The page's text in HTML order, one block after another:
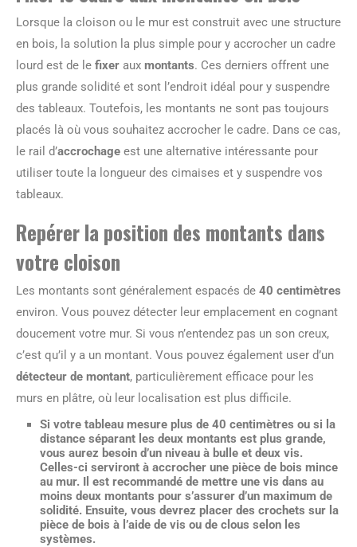
Lorsque la cloison ou le mur est construit avec une structure
en bois, la solution la plus simple pour y accrocher un cadre
lourd est de le fixer aux montants. Ces derniers offrent une
plus grande solidité et sont l’endroit idéal pour y suspendre
des tableaux. Toutefois, les montants ne sont pas toujours
placés là où vous souhaitez accrocher le cadre. Dans ce cas,
le rail d’accrochage est une alternative intéressante pour
utiliser toute la longueur des cimaises et y suspendre vos
tableaux.
Repérer la position des montants dans
votre cloison
Les montants sont généralement espacés de 40 centimètres
environ. Vous pouvez détecter leur emplacement en cognant
doucement votre mur. Si vous n’entendez pas un son creux,
c’est qu’il y a un montant. Vous pouvez également user d’un
détecteur de montant, particulièrement efficace pour les
murs en plâtre, où leur localisation est plus difficile.
Si votre tableau mesure plus de 40 centimètres ou si la
distance séparant les deux montants est plus grande,
vous aurez besoin d’un niveau à bulle et deux vis.
Celles-ci serviront à accrocher une pièce de bois mince
au mur. Il est recommandé de mettre une vis dans au
moins deux montants pour s’assurer d’un maximum de
solidité. Ensuite, vous devrez placer des crochets sur la
pièce de bois à l’aide de vis ou de clous selon les
systèmes.